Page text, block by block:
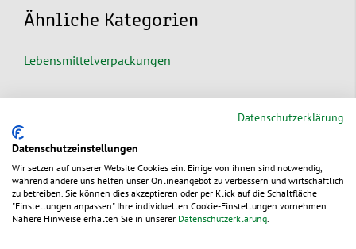
Ähnliche Kategorien
Lebensmittelverpackungen
To Go Verpackungen
Nachhaltige Lieferservice- & Gastro-Verpackungen
Mehrwegverpackungen
Burger Verpackungen & Hotdog Tüten
Datenschutzerklärung
Datenschutzeinstellungen
Wir setzen auf unserer Website Cookies ein. Einige von ihnen sind notwendig,
während andere uns helfen unser Onlineangebot zu verbessern und wirtschaftlich
zu betreiben. Sie können dies akzeptieren oder per Klick auf die Schaltfläche
"Einstellungen anpassen" Ihre individuellen Cookie-Einstellungen vornehmen.
Nähere Hinweise erhalten Sie in unserer Datenschutzerklärung